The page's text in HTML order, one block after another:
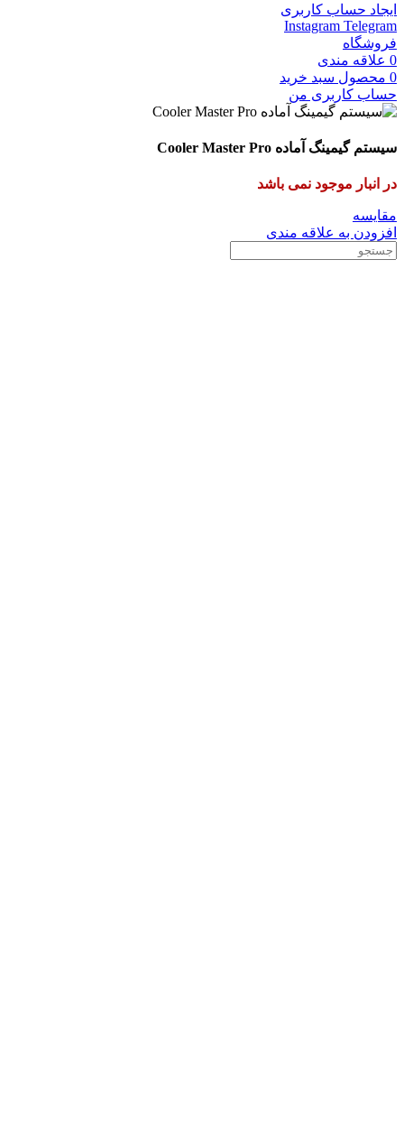
ایجاد حساب کاربری
Instagram Telegram
فروشگاه
0 علاقه مندی
0 محصول سبد خرید
حساب کاربری من
سیستم گیمینگ آماده Cooler Master Pro
در انبار موجود نمی باشد
مقایسه
افزودن به علاقه مندی